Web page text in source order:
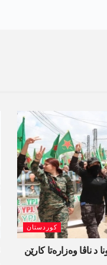
کوردستان
د ناڤا وەزارەتا کارێن